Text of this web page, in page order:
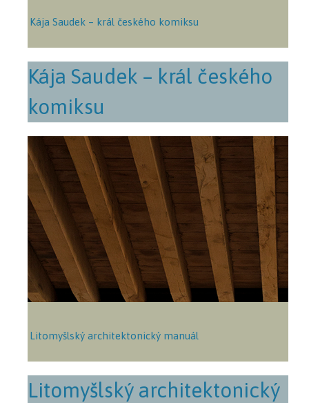
Kája Saudek – král českého komiksu
Kája Saudek – král českého
komiksu
Litomyšlský architektonický manuál
Litomyšlský architektonický